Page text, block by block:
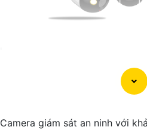
Camera giám sát an ninh với